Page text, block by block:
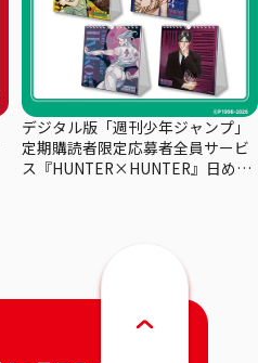
デジタル版「週刊少年ジャンプ」
定期購読者限定応募者全員サービ
ス『HUNTER×HUNTER』日めく